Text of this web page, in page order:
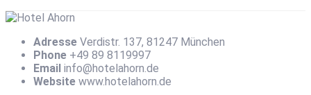
Adresse Verdistr. 137, 81247 München
Phone +49 89 8119997
Email info@hotelahorn.de
Website www.hotelahorn.de